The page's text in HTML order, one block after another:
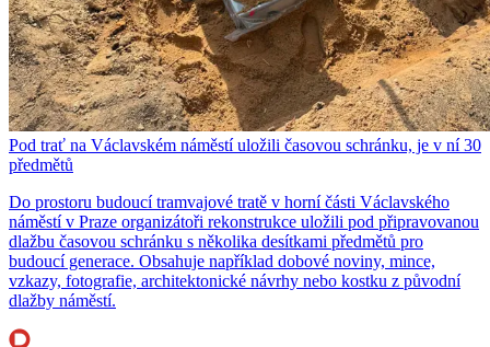
Pod trať na Václavském náměstí uložili časovou schránku, je v ní 30
předmětů
Do prostoru budoucí tramvajové tratě v horní části Václavského
náměstí v Praze organizátoři rekonstrukce uložili pod připravovanou
dlažbu časovou schránku s několika desítkami předmětů pro
budoucí generace. Obsahuje například dobové noviny, mince,
vzkazy, fotografie, architektonické návrhy nebo kostku z původní
dlažby náměstí.